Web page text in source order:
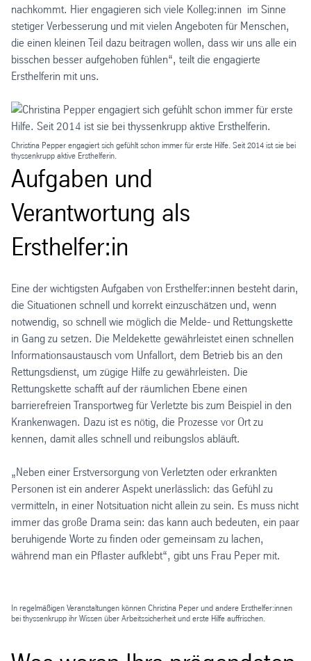
Christina Pepper engagiert sich gefühlt schon immer für erste Hilfe. Seit 2014 ist sie bei
thyssenkrupp aktive Ersthelferin.
nachkommt. Hier engagieren sich viele Kolleg:innen im Sinne
stetiger Verbesserung und mit vielen Angeboten für Menschen,
die einen kleinen Teil dazu beitragen wollen, dass wir uns alle ein
bisschen besser aufgehoben fühlen“, teilt die engagierte
Ersthelferin mit uns.
Aufgaben und
Verantwortung als
Ersthelfer:in
Eine der wichtigsten Aufgaben von Ersthelfer:innen besteht darin,
die Situationen schnell und korrekt einzuschätzen und, wenn
notwendig, so schnell wie möglich die Melde- und Rettungskette
in Gang zu setzen. Die Meldekette gewährleistet einen schnellen
Informationsaustausch vom Unfallort, dem Betrieb bis an den
Rettungsdienst, um zügige Hilfe zu gewährleisten. Die
Rettungskette schafft auf der räumlichen Ebene einen
barrierefreien Transportweg für Verletzte bis zum Beispiel in den
Krankenwagen. Dazu ist es nötig, die Prozesse vor Ort zu
kennen, damit alles schnell und reibungslos abläuft.
„Neben einer Erstversorgung von Verletzten oder erkrankten
Personen ist ein anderer Aspekt unerlässlich: das Gefühl zu
vermitteln, in einer Notsituation nicht allein zu sein. Es muss nicht
immer das große Drama sein: das kann auch bedeuten, ein paar
beruhigende Worte zu finden oder gemeinsam zu lachen,
während man ein Pflaster aufklebt“, gibt uns Frau Peper mit.
In regelmäßigen Veranstaltungen können Christina Peper und andere Ersthelfer:innen
bei thyssenkrupp ihr Wissen über Arbeitssicherheit und erste Hilfe auffrischen.